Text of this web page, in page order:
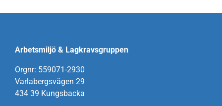
Utbildningar
Tjänster
Processer
Arbetsmiljö & Lagkravsgruppen
Orgnr: 559071-2930
Varlabergsvägen 29
434 39 Kungsbacka